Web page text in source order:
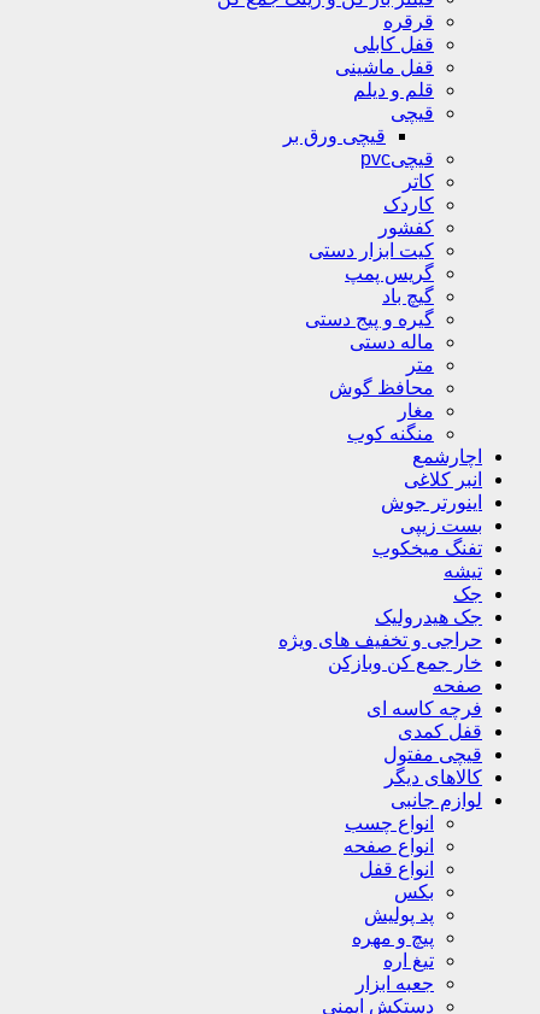
قرقره
قفل کابلی
قفل ماشینی
قلم و دیلم
قیچی
قیچی ورق بر
قیچیpvc
کاتر
کاردک
کفشور
کیت ابزار دستی
گریس پمپ
گیچ باد
گیره و پیج دستی
ماله دستی
متر
محافظ گوش
مغار
منگنه کوب
اچارشمع
انبر کلاغی
اینورتر جوش
بست زیپی
تفنگ میخکوب
تیشه
جک
جک هیدرولیک
حراجی و تخفیف های ویژه
خار جمع کن وبازکن
صفحه
فرچه کاسه ای
قفل کمدی
قیچی مفتول
کالاهای دیگر
لوازم جانبی
انواع چسب
انواع صفحه
انواع قفل
بکس
پد پولیش
پیچ و مهره
تیغ اره
جعبه ابزار
دستکش ایمنی